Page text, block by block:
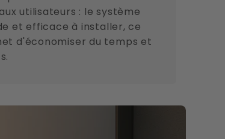
utilisateurs : le système
et efficace à installer, ce
d'économiser du temps et